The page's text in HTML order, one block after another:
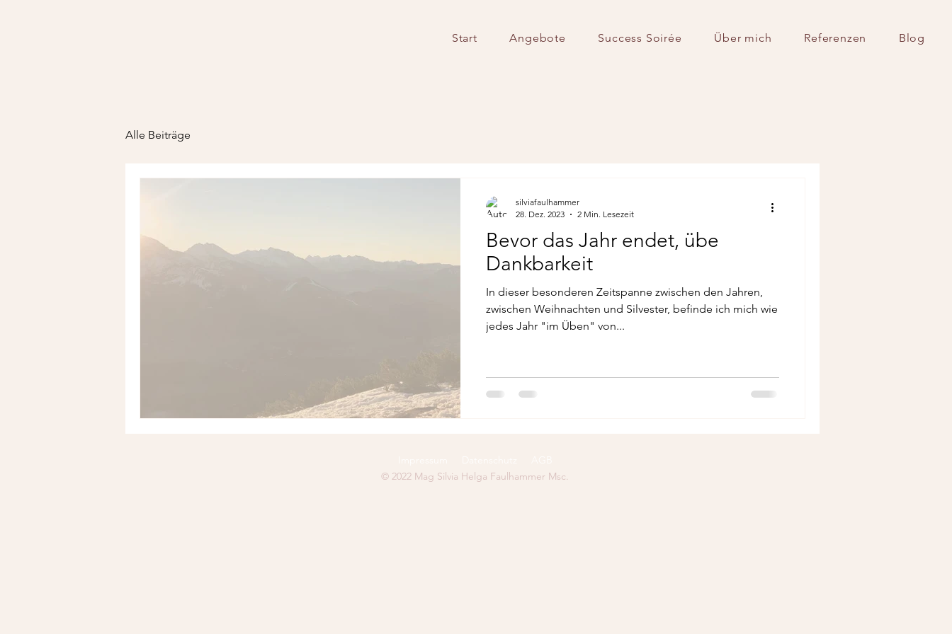
Start Angebote Success Soirée Über mich Referenzen Blog
Alle Beiträge
Bevor das Jahr endet, übe
Dankbarkeit
In dieser besonderen Zeitspanne zwischen den Jahren,
zwischen Weihnachten und Silvester, befinde ich mich wie
jedes Jahr "im Üben" von...
silviafaulhammer
28. Dez. 2023
2 Min. Lesezeit
© 2022 Mag Silvia Helga Faulhammer Msc.